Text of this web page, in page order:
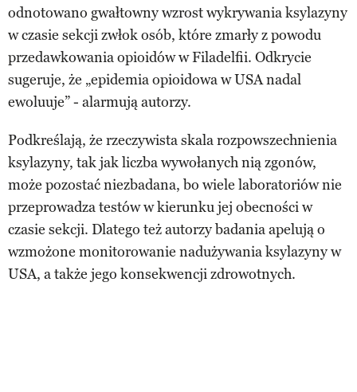
odnotowano gwałtowny wzrost wykrywania ksylazyny
w czasie sekcji zwłok osób, które zmarły z powodu
przedawkowania opioidów w Filadelfii. Odkrycie
sugeruje, że „epidemia opioidowa w USA nadal
ewoluuje” - alarmują autorzy.
Podkreślają, że rzeczywista skala rozpowszechnienia
ksylazyny, tak jak liczba wywołanych nią zgonów,
może pozostać niezbadana, bo wiele laboratoriów nie
przeprowadza testów w kierunku jej obecności w
czasie sekcji. Dlatego też autorzy badania apelują o
wzmożone monitorowanie nadużywania ksylazyny w
USA, a także jego konsekwencji zdrowotnych.